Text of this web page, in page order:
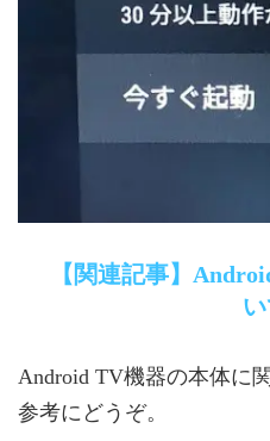
【関連記事】
Android TV機器の本体に
参考にどうぞ。